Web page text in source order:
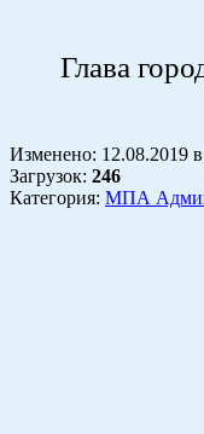
К.И.
Изменено: 12.08.2019 в
Загрузок: 246
Категория: МПА